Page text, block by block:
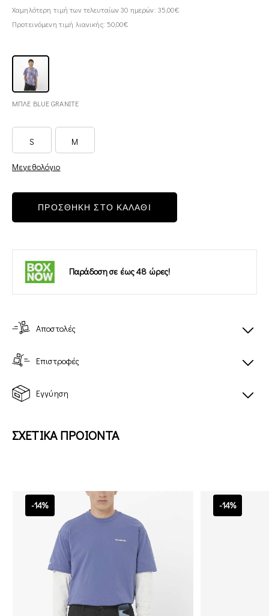
Χαμηλότερη τιμή των τελευταίων 30 ημερών: 35,00€
Προτεινόμενη τιμή λιανικής: 50,00€
ΜΠΛΕ BLUE GRANITE
S M
Μεγεθολόγιο
ΠΡΟΣΘΗΚΗ ΣΤΟ ΚΑΛΑΘΙ
Παράδοση σε έως 48 ώρες!
Αποστολές
Επιστροφές
Εγγύηση
ΣΧΕΤΙΚΑ ΠΡΟΙΟΝΤΑ
-14% -14%